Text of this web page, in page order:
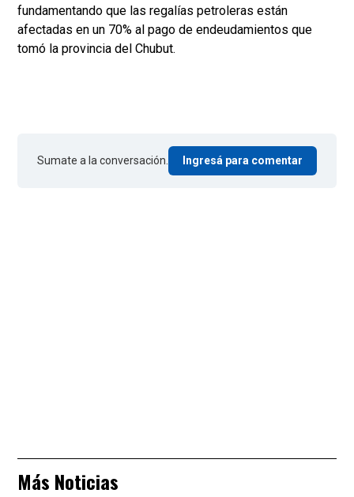
fundamentando que las regalías petroleras están
afectadas en un 70% al pago de endeudamientos que
tomó la provincia del Chubut.
Sumate a la conversación. Ingresá para comentar
Más Noticias